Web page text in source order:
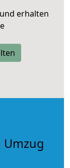
erhalten
Umzug